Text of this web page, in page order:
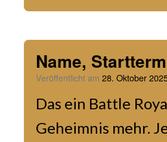
Name,
Veröffentlicht am 28. Oktober
Das ein Battle
Geheimnis mehr.